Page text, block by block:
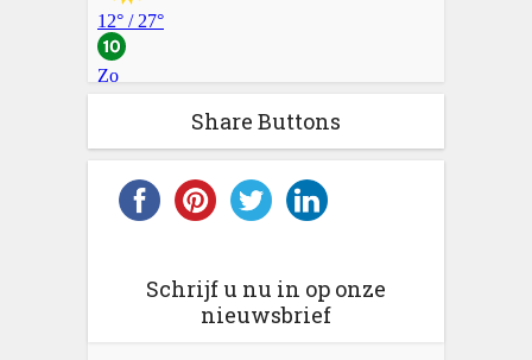
Share Buttons
Schrijf u nu in op onze
nieuwsbrief